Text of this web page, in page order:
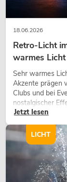
18.06.2026
Retro-Licht
warmes
Sehr warmes
Akzente prägen
Clubs und bei
nostalgischer
wirken lassen.
Jetzt lesen
LICHT